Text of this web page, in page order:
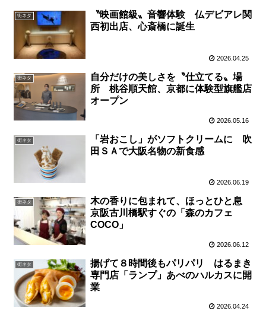
街ネタ
〝映画館級〟音響体験 仏デビアレ関
西初出店、心斎橋に誕生
2026.04.25
街ネタ
自分だけの美しさを〝仕立てる〟場
所 桃谷順天館、京都に体験型旗艦店
オープン
2026.05.16
街ネタ
「岩おこし」がソフトクリームに 吹
田ＳＡで大阪名物の新食感
2026.06.19
街ネタ
木の香りに包まれて、ほっとひと息
京阪古川橋駅すぐの「森のカフェ
COCO」
2026.06.12
街ネタ
揚げて８時間後もパリパリ はるまき
専門店「ランプ」あべのハルカスに開
業
2026.04.24